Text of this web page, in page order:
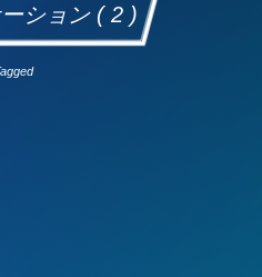
ション ( 2 )